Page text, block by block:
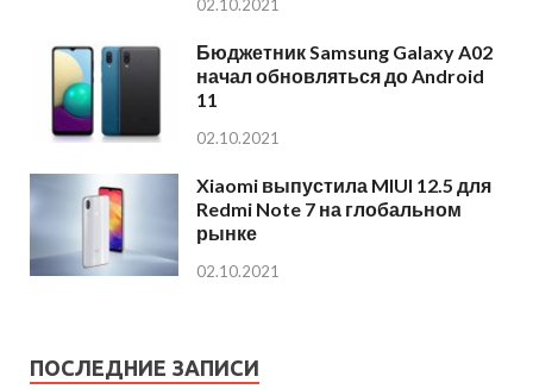
02.10.2021
Бюджетник Samsung Galaxy A02
начал обновляться до Android
11
02.10.2021
Xiaomi выпустила MIUI 12.5 для
Redmi Note 7 на глобальном
рынке
02.10.2021
ПОСЛЕДНИЕ ЗАПИСИ